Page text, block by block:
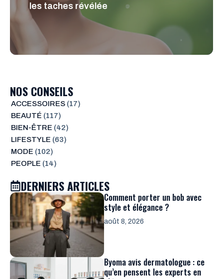
les taches révélée
NOS CONSEILS
ACCESSOIRES(17)
BEAUTÉ (117)
BIEN-ÊTRE (42)
LIFESTYLE (63)
MODE (102)
PEOPLE (14)
DERNIERS ARTICLES
Comment porter un bob avec
style et élégance ?
août 8, 2026
Byoma avis dermatologue : ce
qu’en pensent les experts en